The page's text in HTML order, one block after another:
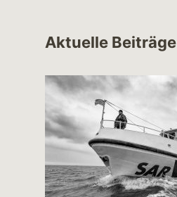
Aktuelle Beiträge